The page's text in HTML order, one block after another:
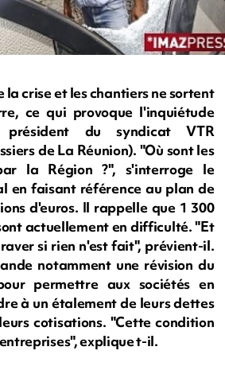
la crise et les chantiers ne sortent
ce qui provoque l'inquiétude
président du syndicat VTR
de La Réunion). "Où sont les
la Région ?", s'interroge le
en faisant référence au plan de
d'euros. Il rappelle que 1 300
actuellement en difficulté. "Et
si rien n'est fait", prévient-il.
notamment une révision du
permettre aux sociétés en
à un étalement de leurs dettes
cotisations. "Cette condition
explique t-il.